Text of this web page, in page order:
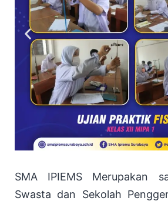
SMA IPIEMS Merupakan
Swasta dan Sekolah